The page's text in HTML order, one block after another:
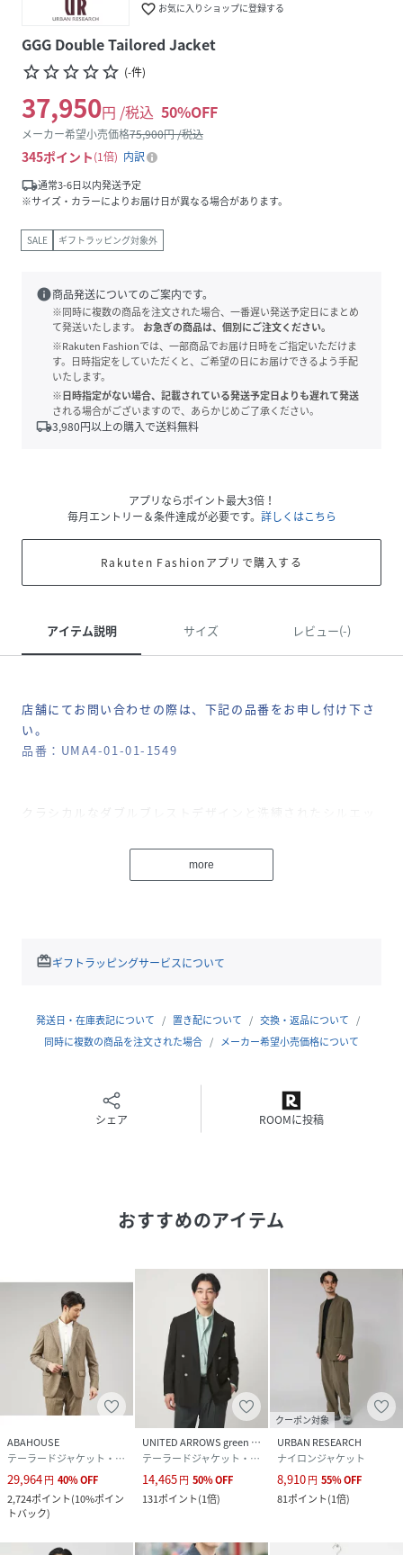
favorite_border お気に入りショップに登録する
GGG Double Tailored Jacket
star_borderstar_borderstar_borderstar_borderstar_border (-件)
37,950円 /税込 50%OFF
メーカー希望小売価格75,900円 /税込
345ポイント 1倍
内訳
local_shipping通常3-6日以内発送予定
※サイズ・カラーによりお届け日が異なる場合があります。
SALE ギフトラッピング対象外
info商品発送についてのご案内です。
※同時に複数の商品を注文された場合、一番遅い発送予定日にまとめ
て発送いたします。
お急ぎの商品は、個別にご注文ください。
※Rakuten Fashionでは、一部商品でお届け日時をご指定いただけま
す。日時指定をしていただくと、ご希望の日にお届けできるよう手配
いたします。
※日時指定がない場合、記載されている発送予定日よりも遅れて発送
される場合がございますので、あらかじめご了承ください。
local_shipping3,980円以上の購入で送料無料
アプリならポイント最大3倍！
毎月エントリー＆条件達成が必要です。 詳しくはこちら
Rakuten Fashionアプリで購入する
アイテム説明 サイズ レビュー(-)
店舗にてお問い合わせの際は、下記の品番をお申し付け下さ
い。
品番：UMA4-01-01-1549
クラシカルなダブルブレストデザインと洗練されたシルエッ
着心地の良さを両立しています。
シンプルながらも計算されたディテールが光り、フォーマル
高いクオリティとタイムレスなデザインで、長く愛用できる
【GGG / GOOD PEOPLE GOOD STITCHING GOOD
PRODUCT】
当時から大切にしてきた哲学から生み出される、美しいデザ
インとしなやかな着心地。技術に裏打ちされた、ファッショ
※商品画像は、光の当たり具合やパソコンなどの閲覧環境に
より、実際の色味と異なって見える場合がございます。予め
ご了承ください。
※商品の色味の目安は、商品単体の画像をご参照ください。
▼お気に入り登録のおすすめ▼
お気に入り登録商品は、マイページにて現在の価格情報や在
庫状況の確認が可能です。
お買い物リストの管理に是非ご利用下さい。
素材感
透け感 : なし
more
redeemギフトラッピングサービスについて
発送日・在庫表記について 置き配について
交換・返品について
同時に複数の商品を注文された場合
メーカー希望小売価格について
シェア ROOMに投稿
おすすめのアイテム
ABAHOUSE
テーラードジャケット・ブレザー
29,964円 40%OFF
2,724ポイント(10%ポイン
トバック)
UNITED ARROWS green label relaxing
テーラードジャケット・ブレザー
14,465円 50%OFF
131ポイント(1倍)
クーポン対象
URBAN RESEARCH
ナイロンジャケット
8,910円 55%OFF
81ポイント(1倍)